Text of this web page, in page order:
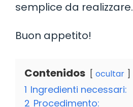
semplice da realizzare.
Buon appetito!
Contenidos ocultar
1 Ingredienti necessari:
2 Procedimento: